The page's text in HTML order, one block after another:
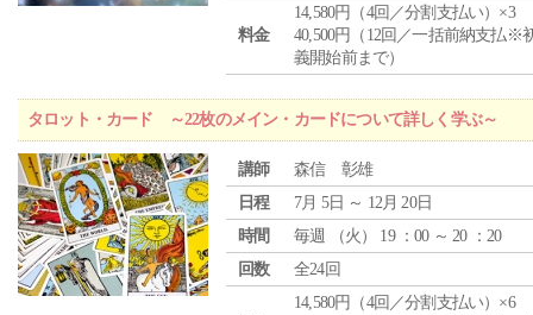
料金
14,580円（4回／分割支払い）×3
40,500円（12回／一括前納支払※
義開始前まで）
タロット・カード ～22枚のメイン・カードについて詳しく学ぶ～
講師
森信 彰雄
日程
7月 5日 ～ 12月 20日
時間
毎週 （火 ） 19 ：00 ～ 20 ：20
回数
全24回
14,580円（4回／分割支払い）×6